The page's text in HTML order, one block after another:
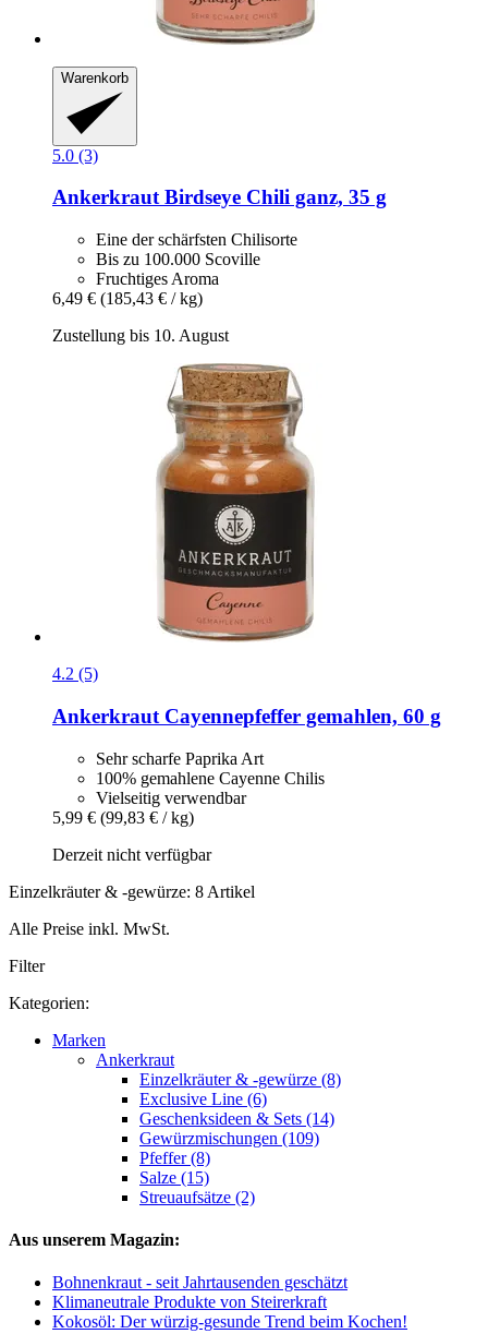
Warenkorb
5.0 (3)
AnkerkrautBirdseye Chili ganz, 35 g
Eine der schärfsten Chilisorte
Bis zu 100.000 Scoville
Fruchtiges Aroma
6,49 € (185,43 € / kg)
Zustellung bis 10. August
4.2 (5)
Ankerkraut Cayennepfeffer gemahlen, 60 g
Sehr scharfe Paprika Art
100% gemahlene Cayenne Chilis
Vielseitig verwendbar
5,99 € (99,83 € / kg)
Derzeit nicht verfügbar
Einzelkräuter & -gewürze: 8 Artikel
Alle Preise inkl. MwSt.
Filter
Kategorien:
Marken
Ankerkraut
Einzelkräuter & -gewürze (8)
Exclusive Line (6)
Geschenksideen & Sets (14)
Gewürzmischungen (109)
Pfeffer (8)
Salze (15)
Streuaufsätze (2)
Aus unserem Magazin:
Bohnenkraut - seit Jahrtausenden geschätzt
Klimaneutrale Produkte von Steirerkraft
Kokosöl: Der würzig-gesunde Trend beim Kochen!